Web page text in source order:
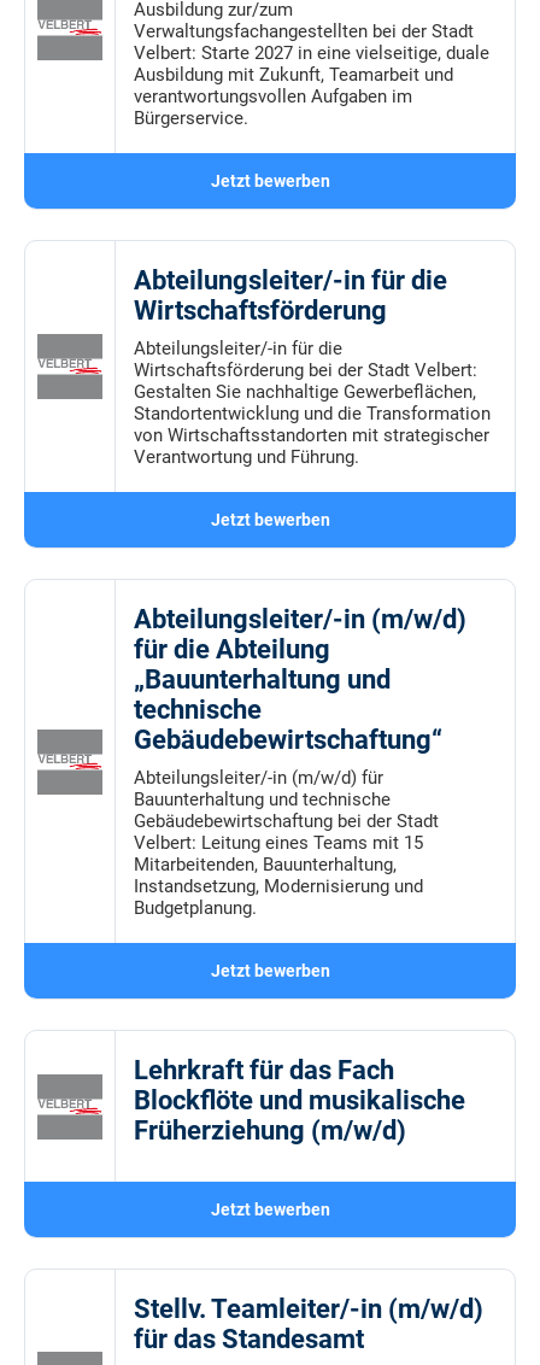
Ausbildung zur/zum
Verwaltungsfachangestellten bei der Stadt
Velbert: Starte 2027 in eine vielseitige, duale
Ausbildung mit Zukunft, Teamarbeit und
verantwortungsvollen Aufgaben im
Bürgerservice.
Jetzt bewerben
Abteilungsleiter/-in für die
Wirtschaftsförderung
Abteilungsleiter/-in für die
Wirtschaftsförderung bei der Stadt Velbert:
Gestalten Sie nachhaltige Gewerbeflächen,
Standortentwicklung und die Transformation
von Wirtschaftsstandorten mit strategischer
Verantwortung und Führung.
Jetzt bewerben
Abteilungsleiter/-in (m/w/d)
für die Abteilung
„Bauunterhaltung und
technische
Gebäudebewirtschaftung“
Abteilungsleiter/-in (m/w/d) für
Bauunterhaltung und technische
Gebäudebewirtschaftung bei der Stadt
Velbert: Leitung eines Teams mit 15
Mitarbeitenden, Bauunterhaltung,
Instandsetzung, Modernisierung und
Budgetplanung.
Jetzt bewerben
Lehrkraft für das Fach
Blockflöte und musikalische
Früherziehung (m/w/d)
Jetzt bewerben
Stellv. Teamleiter/-in (m/w/d)
für das Standesamt